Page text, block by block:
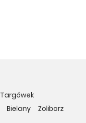
Targówek
Bielany Żoliborz